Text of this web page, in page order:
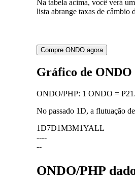
Na tabela acima, você verá
lista abrange taxas de câmbio
Compre ONDO agora
Gráfico de ONDO
ONDO/PHP: 1 ONDO =
No passado 1D, a flutuação
1D7D1M3M1YALL
----
--
ONDO/PHP